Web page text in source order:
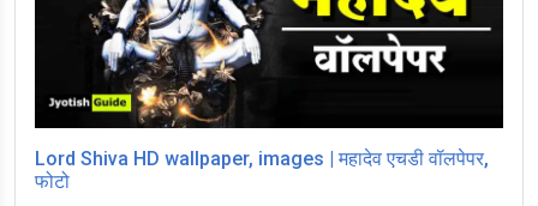
Lord Shiva HD wallpaper, images | महादेव एचडी वॉलपेपर,
फोटो